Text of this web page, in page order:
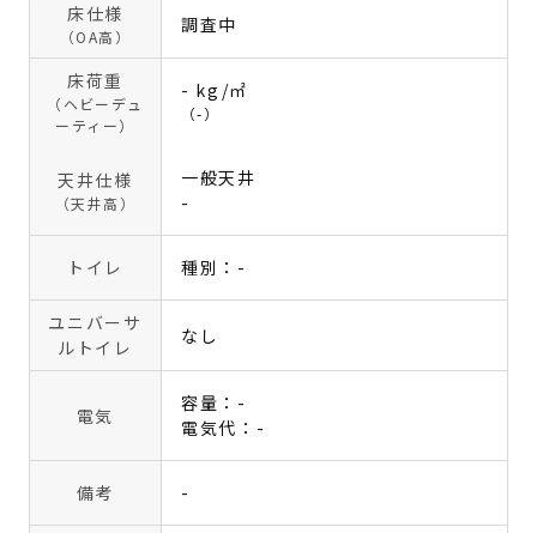
床仕様
（OA高）
調査中
床荷重
（ヘビーデュ
ーティー）
- kg/㎡
（-）
天井仕様
（天井高）
一般天井
-
トイレ 種別：-
ユニバーサ
ルトイレ
なし
電気
容量：-
電気代：-
備考 -